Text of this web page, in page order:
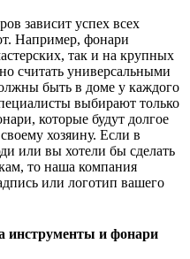
зависит успех всех
Например, фонари
так и на крупных
считать универсальными
быть в доме у каждого
выбирают только
которые будут долгое
хозяину. Если в
или вы хотели бы сделать
то наша компания
или логотип вашего
инструменты и фонари